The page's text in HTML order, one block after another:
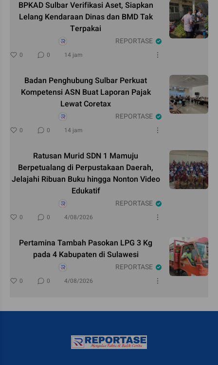
BPKAD Sulbar Verifikasi Aset, Siapkan
Lelang Kendaraan Dinas dan BMD Tak
Terpakai
REPORTASE
0 0 14 jam
Badan Penghubung Sulbar Perkuat
Kompetensi ASN Buat Laporan Pajak
Lewat Coretax
REPORTASE
0 0 14 jam
Ratusan Murid SDN 1 Mamuju
Berpetualang di Perpustakaan Daerah,
Jelajahi Ribuan Buku hingga Nonton Video
Edukatif
REPORTASE
0 0 4/08/2026
Pertamina Tambah Pasokan LPG 3 Kg
pada 4 Kabupaten di Sulawesi
REPORTASE
0 0 4/08/2026